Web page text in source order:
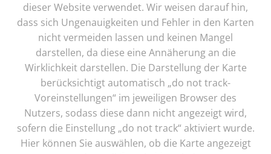
dieser Website verwendet. Wir weisen darauf hin,
dass sich Ungenauigkeiten und Fehler in den Karten
nicht vermeiden lassen und keinen Mangel
darstellen, da diese eine Annäherung an die
Wirklichkeit darstellen. Die Darstellung der Karte
berücksichtigt automatisch „do not track-
Voreinstellungen“ im jeweiligen Browser des
Nutzers, sodass diese dann nicht angezeigt wird,
sofern die Einstellung „do not track“ aktiviert wurde.
Hier können Sie auswählen, ob die Karte angezeigt